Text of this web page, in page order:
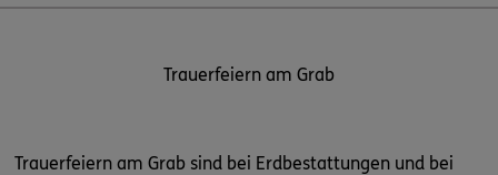
Trauerfeiern am Grab
Trauerfeiern am Grab sind bei Erdbestattungen und bei